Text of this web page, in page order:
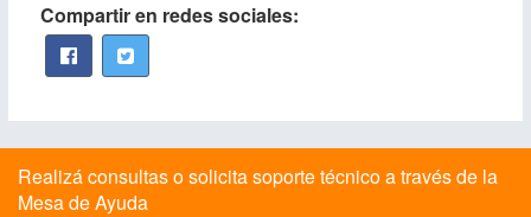
Compartir en redes sociales:
Realizá consultas o solicita soporte técnico a través de la
Mesa de Ayuda